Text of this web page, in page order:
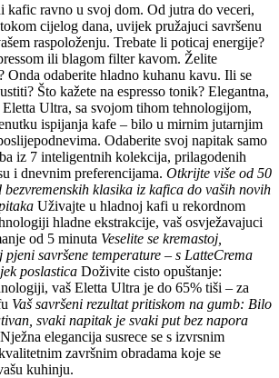
kafic ravno u svoj dom. Od jutra do veceri,
cijelog dana, uvijek pružajuci savršenu
raspoloženju. Trebate li poticaj energije?
ili blagom filter kavom. Želite
Onda odaberite hladno kuhanu kavu. Ili se
Što kažete na espresso tonik? Elegantna,
Ultra, sa svojom tihom tehnologijom,
ispijanja kafe – bilo u mirnim jutarnjim
Odaberite svoj napitak samo
iz 7 inteligentnih kolekcija, prilagodenih
i dnevnim preferencijama. Otkrijte više od 50
bezvremenskih klasika iz kafica do vaših novih
Uživajte u hladnoj kafi u rekordnom
hladne ekstrakcije, vaš osvježavajuci
od 5 minuta Veselite se kremastoj,
savršene temperature – s LatteCrema
poslastica Doživite cisto opuštanje:
vaš Eletta Ultra je do 65% tiši – za
Vaš savršeni rezultat pritiskom na gumb: Bilo
svaki napitak je svaki put bez napora
elegancija susrece se s izvrsnim
završnim obradama koje se
kuhinju.